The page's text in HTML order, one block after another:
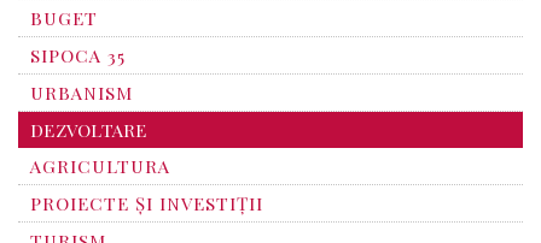
BUGET
SIPOCA 35
URBANISM
DEZVOLTARE
AGRICULTURA
PROIECTE ȘI INVESTIȚII